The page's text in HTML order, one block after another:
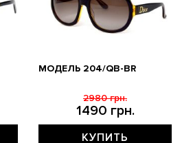
МОДЕЛЬ 204/QB-BR
1490 грн.
2980 грн.
КУПИТЬ